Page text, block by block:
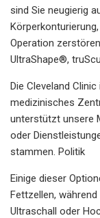
sind Sie neugierig
Operation
UltraShape®,
Die Cleveland
medizinisches
unterstützt unsere
oder
stammen. Politik
Einige dieser
Fettzellen,
Ultraschall oder